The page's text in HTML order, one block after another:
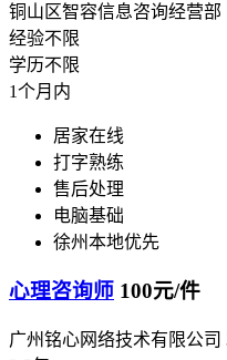
铜山区智容信息咨询经营部
经验不限
学历不限
1个月内
居家在线
打字熟练
售后处理
电脑基础
徐州本地优先
心理咨询师 100元/件
广州铭心网络技术有限公司